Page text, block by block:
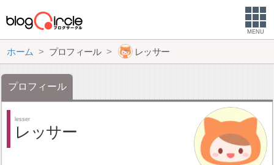
MENU
ホーム プロフィール レッサー
プロフィール
lesser
レッサー